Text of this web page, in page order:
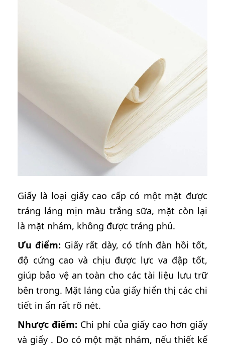
Giấy là loại giấy cao cấp có một mặt được
tráng láng mịn màu trắng sữa, mặt còn lại
là mặt nhám, không được tráng phủ.
Ưu điểm: Giấy rất dày, có tính đàn hồi tốt,
độ cứng cao và chịu được lực va đập tốt,
giúp bảo vệ an toàn cho các tài liệu lưu trữ
bên trong. Mặt láng của giấy hiển thị các chi
tiết in ấn rất rõ nét.
Nhược điểm: Chi phí của giấy cao hơn giấy
và giấy . Do có một mặt nhám, nếu thiết kế